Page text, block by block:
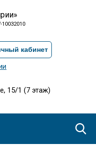
кабинет
15/1 (7 этаж)